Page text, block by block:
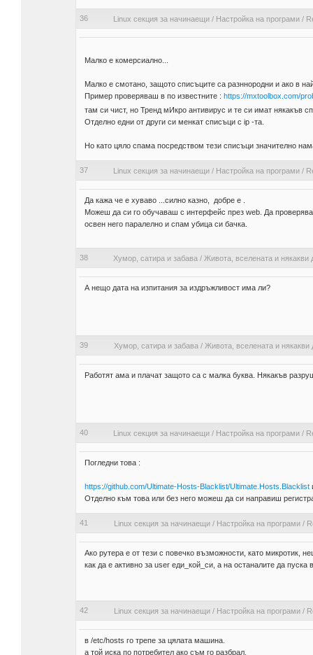
36 Linux секция за начинаещи/ Настройка на програми/
Малко е комерсиално...
Малко е смотано, защото списъците са разннородни и ако в
Пример проверяваш в по известните : https://mxtoolbox.com/
там си чист, но Тренд мИкро антивирус и те си имат някакъв
Отделно едни от други си менкат списъци с ip -та.
Но като цяло спама посредством тези списъци значително
37 Linux секция за начинаещи/ Настройка на програми/
Да кажа че е хуваво ...силно казно, добре е .
Можеш да си го обучаваш с интерфейс през web. Да
освен него паралелно и спам убица си бачка.
38 Хумор, сатира и забава / Живота, вселената и някакви
А нещо дата на изпитания за издръжливост има ли?
39 Хумор, сатира и забава / Живота, вселената и някакви
Работят ама и плачат защото са с малка буква. Някакъв
40 Linux секция за начинаещи/ Настройка на програми/
Погледни това :
https://github.com/Ultimate-Hosts-Blacklist/Ultimate.Hosts.Blacklist
Отделно към това или без него можеш да си направиш
41 Linux секция за начинаещи/ Настройка на програми/
Ако рутера е от тези с повечко възможности, като микротик,
как да е активно за user еди_кой_си, а на останалите да пуска
42 Linux секция за начинаещи/ Настройка на програми/
в /etc/hosts го трепе за цялата машина.
а той иска по потребител ако съм го разбрал.